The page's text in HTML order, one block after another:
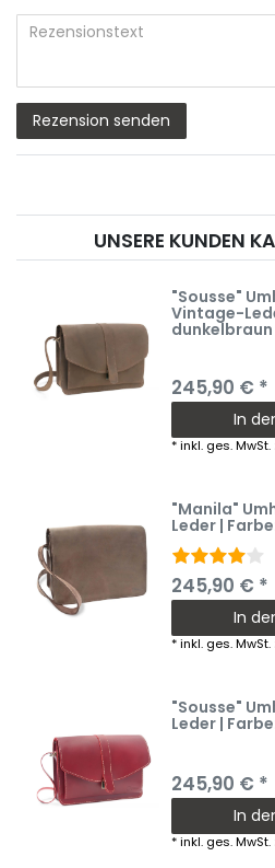
Titel
Rezensionstext
Rezension senden
UNSERE KUNDEN
"Sousse"
Vintage-
245,90 € *
In
*inkl. ges. MwSt.
"Manila"
Leder |
245,90 € *
In
*inkl. ges. MwSt.
"Sousse"
Leder |
245,90 € *
In
*inkl. ges. MwSt.